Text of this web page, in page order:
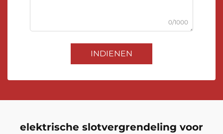
0/1000
INDIENEN
elektrische slotvergrendeling voor